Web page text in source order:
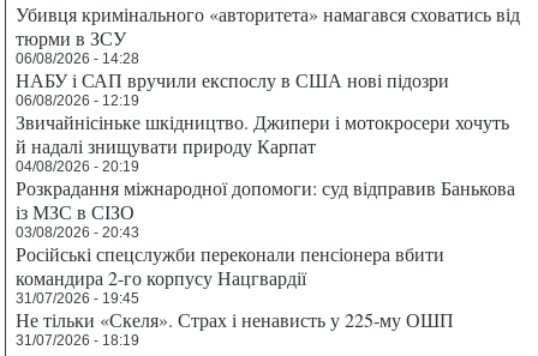
Убивця кримінального «авторитета» намагався сховатись від
тюрми в ЗСУ
06/08/2026 - 14:28
НАБУ і САП вручили експослу в США нові підозри
06/08/2026 - 12:19
Звичайнісіньке шкідництво. Джипери і мотокросери хочуть
й надалі знищувати природу Карпат
04/08/2026 - 20:19
Розкрадання міжнародної допомоги: суд відправив Банькова
із МЗС в СІЗО
03/08/2026 - 20:43
Російські спецслужби переконали пенсіонера вбити
командира 2-го корпусу Нацгвардії
31/07/2026 - 19:45
Не тільки «Скеля». Страх і ненависть у 225-му ОШП
31/07/2026 - 18:19